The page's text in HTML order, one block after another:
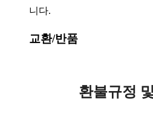
니다.
교환/반품
환불규정